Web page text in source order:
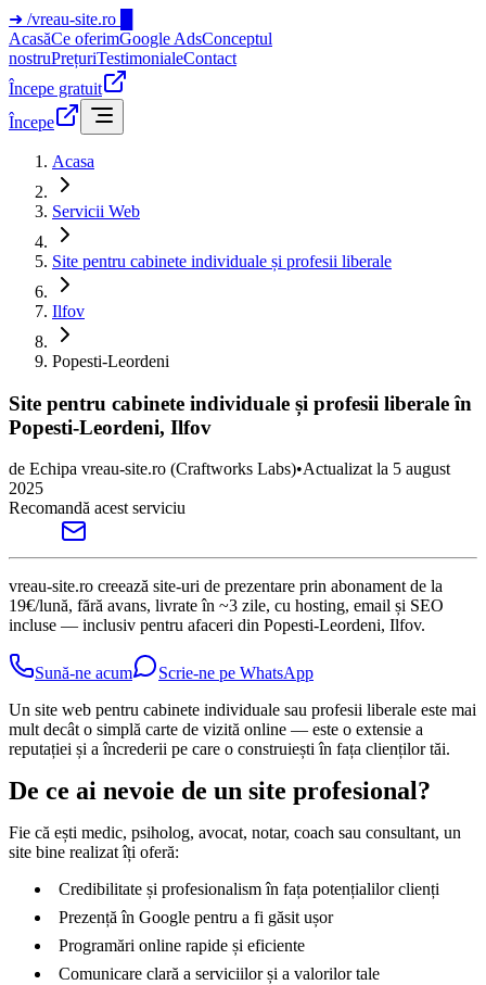
➜ /vreau-site.ro
AcasăCe oferimGoogle AdsConceptul
nostruPrețuriTestimonialeContact
Începe gratuit
Începe
Acasa
Servicii Web
Site pentru cabinete individuale și profesii liberale
Ilfov
Popesti-Leordeni
Site pentru cabinete individuale și profesii liberale în
Popesti-Leordeni, Ilfov
de Echipa vreau-site.ro (Craftworks Labs)•Actualizat la 5 august
2025
Recomandă acest serviciu
vreau-site.ro creează site-uri de prezentare prin abonament de la
19€/lună, fără avans, livrate în ~3 zile, cu hosting, email și SEO
incluse — inclusiv pentru afaceri din Popesti-Leordeni, Ilfov.
Sună-ne acum
Scrie-ne pe WhatsApp
Un site web pentru cabinete individuale sau profesii liberale este mai
mult decât o simplă carte de vizită online — este o extensie a
reputației și a încrederii pe care o construiești în fața clienților tăi.
De ce ai nevoie de un site profesional?
Fie că ești medic, psiholog, avocat, notar, coach sau consultant, un
site bine realizat îți oferă:
Credibilitate și profesionalism în fața potențialilor clienți
Prezență în Google pentru a fi găsit ușor
Programări online rapide și eficiente
Comunicare clară a serviciilor și a valorilor tale